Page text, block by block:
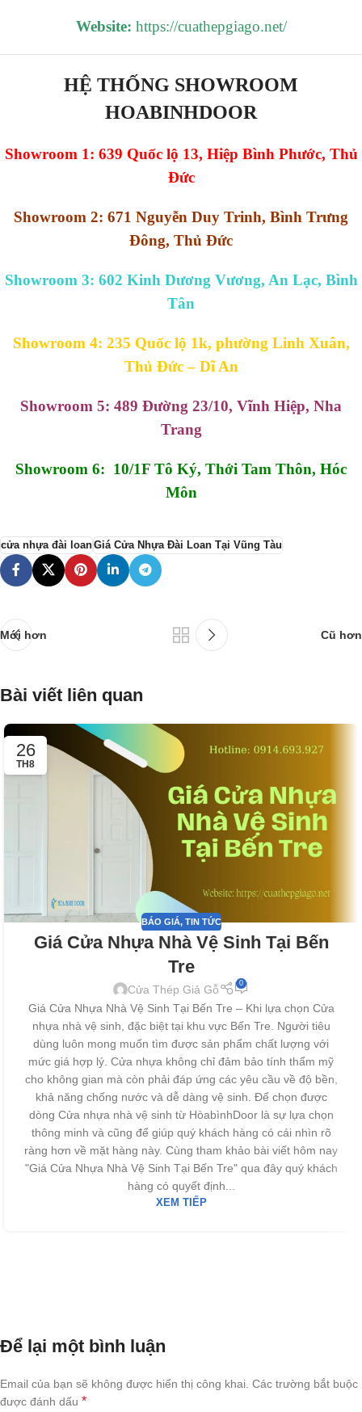
Website: https://cuathepgiago.net/
HỆ THỐNG SHOWROOM
HOABINHDOOR
Showroom 1: 639 Quốc lộ 13, Hiệp Bình Phước, Thủ
Đức
Showroom 2: 671 Nguyễn Duy Trinh, Bình Trưng
Đông, Thủ Đức
Showroom 3: 602 Kinh Dương Vương, An Lạc, Bình
Tân
Showroom 4: 235 Quốc lộ 1k, phường Linh Xuân,
Thủ Đức – Dĩ An
Showroom 5: 489 Đường 23/10, Vĩnh Hiệp, Nha
Trang
Showroom 6: 10/1F Tô Ký, Thới Tam Thôn, Hóc
Môn
cửa nhựa đài loanGiá Cửa Nhựa Đài Loan Tại Vũng Tàu
Mới hơn Cũ hơn
Bài viết liên quan
26
TH8
BÁO GIÁ, TIN TỨC
Giá Cửa Nhựa Nhà Vệ Sinh Tại Bến
Tre
Cửa Thép Giả Gỗ 0
Giá Cửa Nhựa Nhà Vệ Sinh Tại Bến Tre – Khi lựa chọn Cửa
nhựa nhà vệ sinh, đặc biệt tại khu vực Bến Tre. Người tiêu
dùng luôn mong muốn tìm được sản phẩm chất lượng với
mức giá hợp lý. Cửa nhựa không chỉ đảm bảo tính thẩm mỹ
cho không gian mà còn phải đáp ứng các yêu cầu về độ bền,
khả năng chống nước và dễ dàng vệ sinh. Để chọn được
dòng Cửa nhựa nhà vệ sinh từ HòabìnhDoor là sự lựa chọn
thông minh và cũng để giúp quý khách hàng có cái nhìn rõ
ràng hơn về mặt hàng này. Cùng tham khảo bài viết hôm nay
"Giá Cửa Nhựa Nhà Vệ Sinh Tại Bến Tre" qua đây quý khách
hàng có quyết định...
XEM TIẾP
Để lại một bình luận
Email của bạn sẽ không được hiển thị công khai. Các trường bắt buộc
được đánh dấu *